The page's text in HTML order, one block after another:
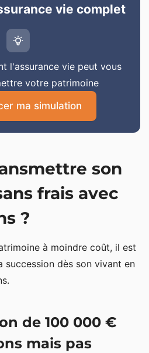
vie complet
l'assurance vie peut vous
votre patrimoine
ma simulation
son
frais avec
?
à moindre coût, il est
succession dès son vivant en
de 100 000 €
mais pas